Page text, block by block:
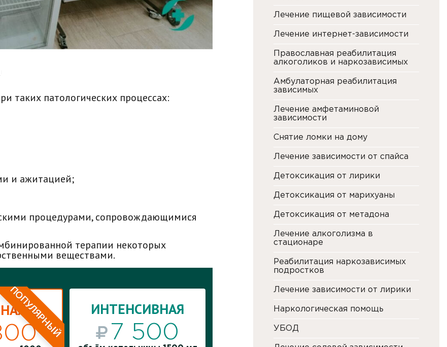
таких патологических процессах:
и ажитацией;
процедурами, сопровождающимися
терапии некоторых
веществами.
ПОПУЛЯРНЫЙ ИНТЕНСИВНАЯ
7 500
ИНТЕНСИВНАЯ
Лечение пищевой зависимости
Лечение интернет-зависимости
Православная реабилитация
алкоголиков и наркозависимых
Амбулаторная реабилитация
зависимых
Лечение амфетаминовой
зависимости
Снятие ломки на дому
Лечение зависимости от спайса
Детоксикация от лирики
Детоксикация от марихуаны
Детоксикация от метадона
Лечение алкоголизма в
стационаре
Реабилитация наркозависимых
подростков
Лечение зависимости от лирики
Наркологическая помощь
УБОД